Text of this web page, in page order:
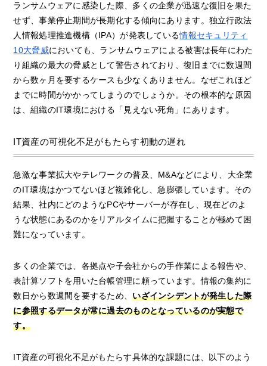
ランサムウェアに感染した際、多くの企業が迅速な復旧を果た
せず、事業停止期間が長期化する傾向にあります。独立行政法
人情報処理推進機構（IPA）が発表している情報セキュリティ
10大脅威においても、ランサムウェアによる被害は長年にわた
り組織の最大の脅威として警告されており、復旧までに数週間
から数ヶ月を要するケースも少なくありません。なぜこれほど
までに時間がかかってしまうのでしょうか。その根本的な原因
は、組織のIT環境における「見えない死角」にあります。
IT資産の可視化不足がもたらす初動の遅れ
急激な事業拡大やテレワークの普及、M&Aなどにより、大企業
のIT環境はかつてないほど複雑化し、急膨張しています。その
結果、社内にどのようなPCやサーバーが存在し、現在どのよ
うな状態にあるのかをリアルタイムに把握することが極めて困
難になっています。
多くの企業では、各拠点や子会社からの手作業による報告や、
表計算ソフトを用いた台帳管理に頼っています。情報の集約に
数日から数週間を要するため、いざインシデントが発生した際
に参照するデータが常に過去のものとなっているのが実態で
す。
IT資産の可視化不足がもたらす具体的な課題には、以下のよう